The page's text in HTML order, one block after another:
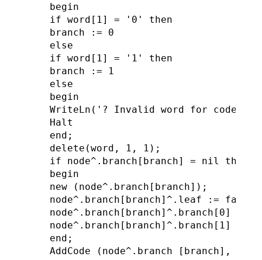
begin
if word[1] = '0' then
branch := 0
else
if word[1] = '1' then
branch := 1
else
begin
WriteLn('? Invalid word for code ',
Halt
end;
delete(word, 1, 1);
if node^.branch[branch] = nil then
begin
new (node^.branch[branch]);
node^.branch[branch]^.leaf := false;
node^.branch[branch]^.branch[0] :=
node^.branch[branch]^.branch[1] :=
end;
AddCode (node^.branch [branch],